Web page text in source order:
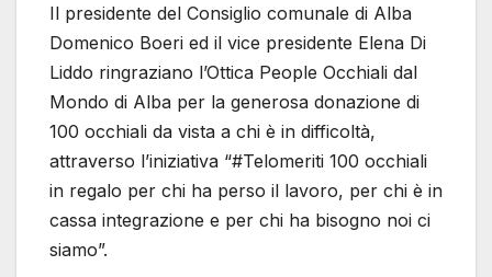
Il presidente del Consiglio comunale di Alba
Domenico Boeri ed il vice presidente Elena Di
Liddo ringraziano l’Ottica People Occhiali dal
Mondo di Alba per la generosa donazione di
100 occhiali da vista a chi è in difficoltà,
attraverso l’iniziativa “#Telomeriti 100 occhiali
in regalo per chi ha perso il lavoro, per chi è in
cassa integrazione e per chi ha bisogno noi ci
siamo”.